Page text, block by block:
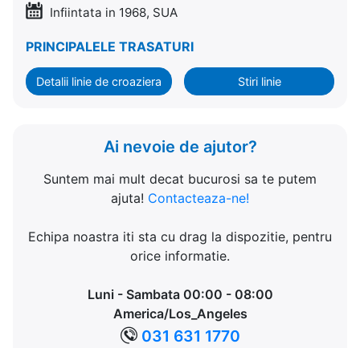
Infiintata in 1968, SUA
PRINCIPALELE TRASATURI
Detalii linie de croaziera Stiri linie
Ai nevoie de ajutor?
Suntem mai mult decat bucurosi sa te putem
ajuta! Contacteaza-ne!
Echipa noastra iti sta cu drag la dispozitie, pentru
orice informatie.
Luni - Sambata 00:00 - 08:00
America/Los_Angeles
031 631 1770